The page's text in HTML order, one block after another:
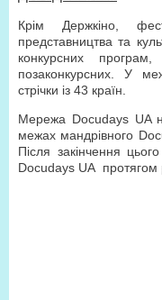
Крім Держкіно,
представництва та
конкурсних
позаконкурсних. У
стрічки із 43 країн.
Мережа Docudays UA
межах мандрівного
Після закінчення
Docudays UA